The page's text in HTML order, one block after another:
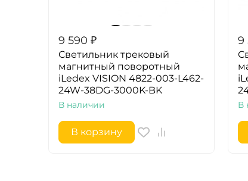
9 590 ₽
Светильник трековый
магнитный поворотный
iLedex VISION 4822-003-L462-
24W-38DG-3000K-BK
В наличии
В корзину
9
В